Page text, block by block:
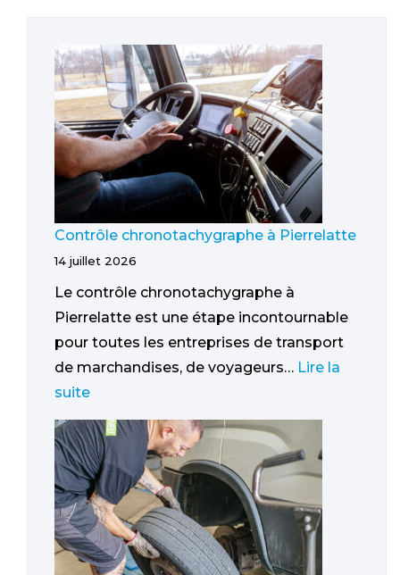
Contrôle chronotachygraphe à Pierrelatte
14 juillet 2026
Le contrôle chronotachygraphe à
Pierrelatte est une étape incontournable
pour toutes les entreprises de transport
de marchandises, de voyageurs… Lire la
suite